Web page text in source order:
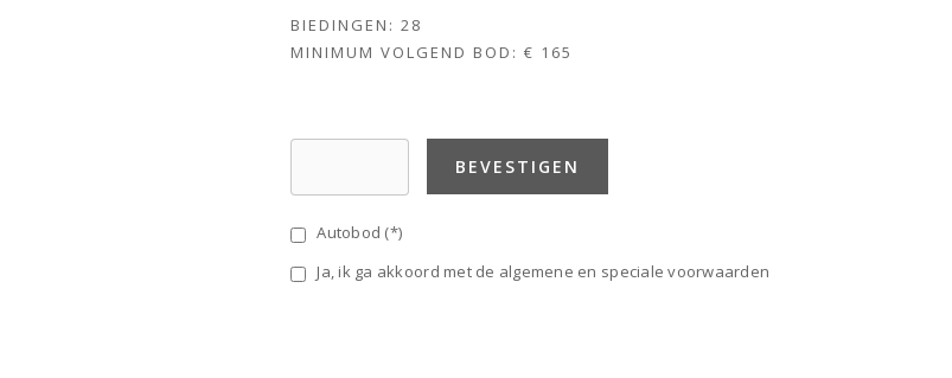
BIEDINGEN: 28
MINIMUM VOLGEND BOD: € 165
BEVESTIGEN
Autobod (*)
Ja, ik ga akkoord met de algemene en speciale voorwaarden